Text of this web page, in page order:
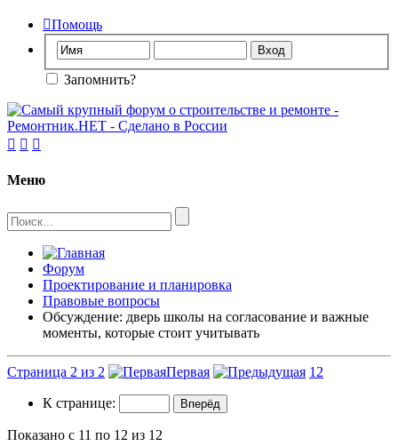
Помощь
Запомнить?
  
Меню
Форум
Проектирование и планировка
Правовые вопросы
Обсуждение: дверь школы на согласование и важные
моменты, которые стоит учитывать
Страница 2 из 2 Первая 1 2
К странице:
Показано с 11 по 12 из 12